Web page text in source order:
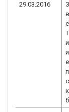
29.03.2016